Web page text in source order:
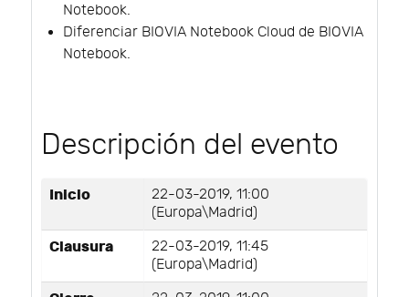
Notebook.
Diferenciar BIOVIA Notebook Cloud de BIOVIA
Notebook.
Descripción del evento
Inicio
22-03-2019, 11:00
(Europa\Madrid)
Clausura
22-03-2019, 11:45
(Europa\Madrid)